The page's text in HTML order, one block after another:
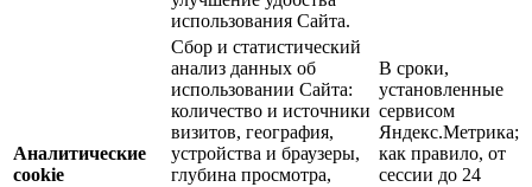
использования Сайта.
Аналитические
cookie
Сбор и статистический
анализ данных об
использовании Сайта:
количество и источники
визитов, география,
устройства и браузеры,
глубина просмотра,
В сроки,
установленные
сервисом
Яндекс.Метрика;
как правило, от
сессии до 24